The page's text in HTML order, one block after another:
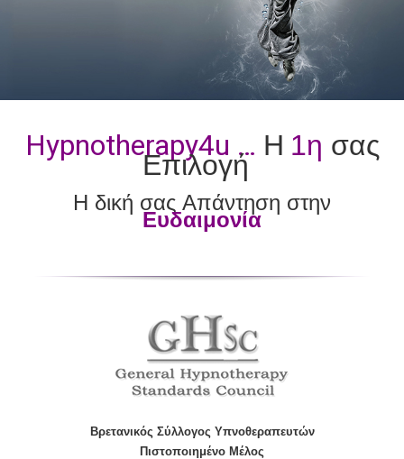
Hypnotherapy4u … Η 1η σας
Επιλογή
Η δική σας Απάντηση στην
Ευδαιμονία
Βρετανικός Σύλλογος Υπνοθεραπευτών
Πιστοποιημένο Μέλος